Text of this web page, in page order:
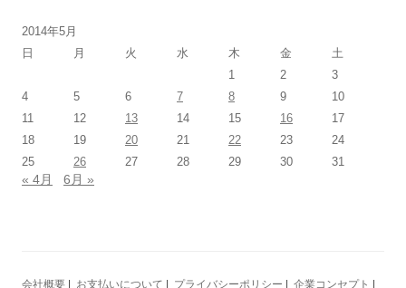
2014年5月
日
月 火 水 木 金
土
1
2
3
4
5 6 7 8 9
10
11
12 13 14 15 16
17
18
19 20 21 22 23
24
25
26 27 28 29 30 31
« 4月 6月 »
会社概要 | お支払いについて | プライバシーポリシー | 企業コンセプト |